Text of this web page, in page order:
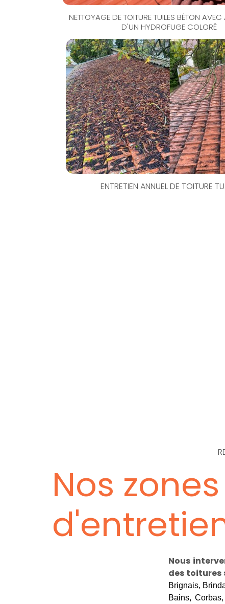
NETTOYAGE DE TOITURE TUILES BÉTON
D'UN HYDROFUGE COLORÉ
ENTRETIEN ANNUEL DE TOITURE
Nos
Nous
des toitures
Brignais,
Bains,